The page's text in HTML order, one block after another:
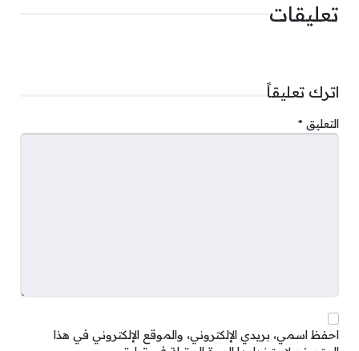
تعليقات
اترك تعليقاً
التعليق *
احفظ اسمي، بريدي الإلكتروني، والموقع الإلكتروني في هذا